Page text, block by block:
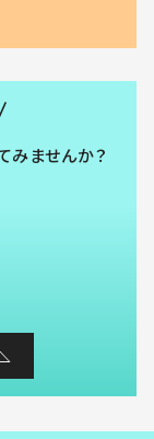
みませんか？